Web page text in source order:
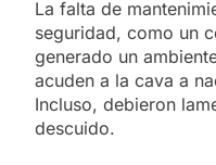
La falta de
seguridad, como un
generado un
acuden a la cava a
Incluso, debieron
descuido.